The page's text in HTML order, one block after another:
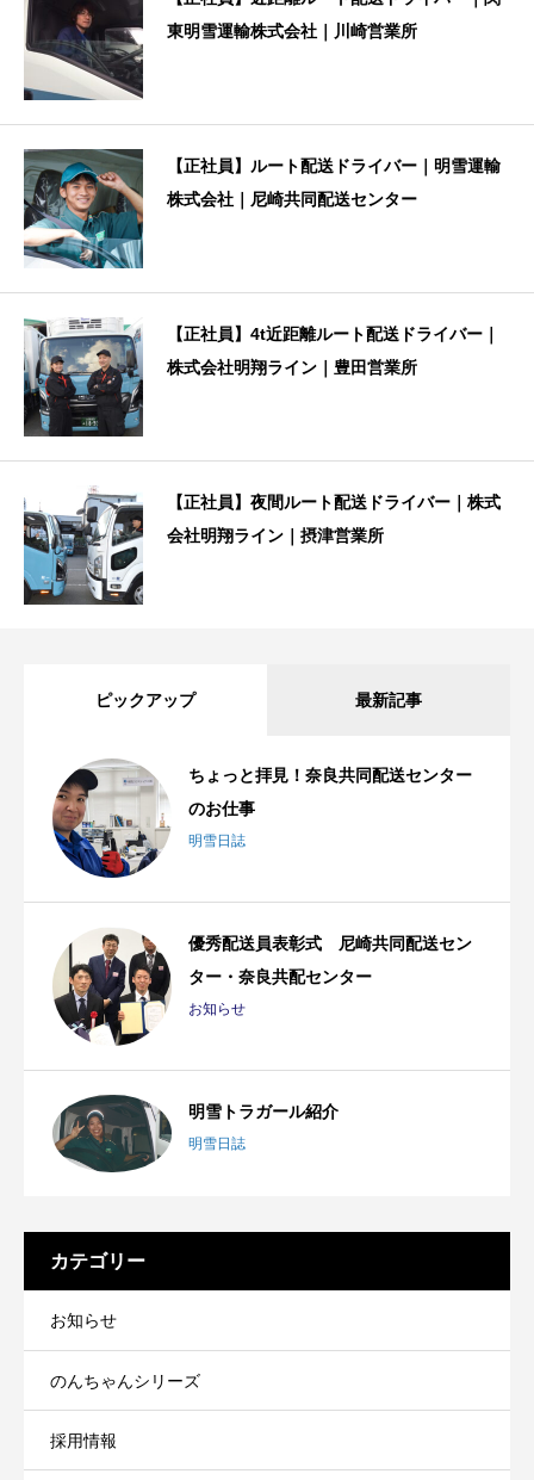
東明雪運輸株式会社｜川崎営業所
【正社員】ルート配送ドライバー｜明雪運輸
株式会社｜尼崎共同配送センター
【正社員】4t近距離ルート配送ドライバー｜
株式会社明翔ライン｜豊田営業所
【正社員】夜間ルート配送ドライバー｜株式
会社明翔ライン｜摂津営業所
ピックアップ 最新記事
ちょっと拝見！奈良共同配送センター
のお仕事
明雪日誌
優秀配送員表彰式 尼崎共同配送セン
ター・奈良共配センター
お知らせ
明雪トラガール紹介
明雪日誌
カテゴリー
お知らせ
のんちゃんシリーズ
採用情報